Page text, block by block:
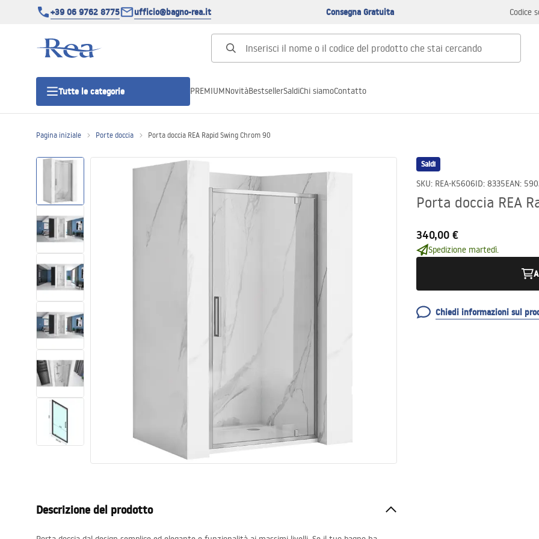
+39 06 9762 8775 ufficio@bagno-rea.it Consegna Gratuita Codice
Tutte le categorie
Piatti doccia da bagno
Canaline di scarico
Set di vaso WC e bidet
Lavabi
Vasche da bagno e schermi vasca
Rubinetti da bagno
PREMIUMNovitàBestsellerSaldiChi siamoContatto
Pagina iniziale Porte doccia Porta doccia REA Rapid Swing Chrom 90
Saldi
SKU: REA-K5606ID: 8335EAN:
Porta doccia REA
340,00 €
Spedizione martedì.
Chiedi informazioni sul
Descrizione del prodotto